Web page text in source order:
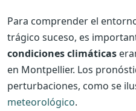
Para comprender el
trágico suceso, es
condiciones climáticas
en Montpellier. Los
perturbaciones, como se
meteorológico.